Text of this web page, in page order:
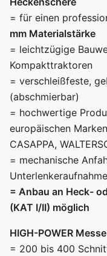
= für einen
mm Materialstärke
= leichtzügige
Kompakttraktoren
= verschleißfeste,
(abschmierbar)
= hochwertige
europäischen
CASAPPA,
= mechanische
Unterlenkeraufnahme
= Anbau an Heck-
(KAT I/II) möglich
HIGH-POWER
= 200 bis 400